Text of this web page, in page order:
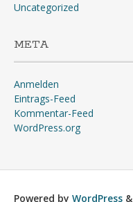
Uncategorized
META
Anmelden
Eintrags-Feed
Kommentar-Feed
WordPress.org
Powered by WordPress &